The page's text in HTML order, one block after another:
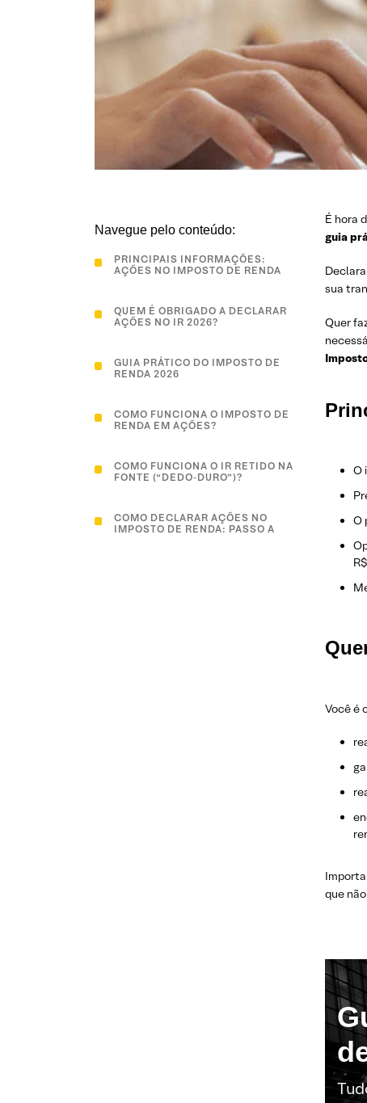
Navegue pelo conteúdo:
PRINCIPAIS INFORMAÇÕES:
AÇÕES NO IMPOSTO DE RENDA
QUEM É OBRIGADO A DECLARAR
AÇÕES NO IR 2026?
GUIA PRÁTICO DO IMPOSTO DE
RENDA 2026
COMO FUNCIONA O IMPOSTO DE
RENDA EM AÇÕES?
COMO FUNCIONA O IR RETIDO NA
FONTE (“DEDO‑DURO”)?
COMO DECLARAR AÇÕES NO
IMPOSTO DE RENDA: PASSO A
É hora
guia
sua
Quer
O
O
Você é
que